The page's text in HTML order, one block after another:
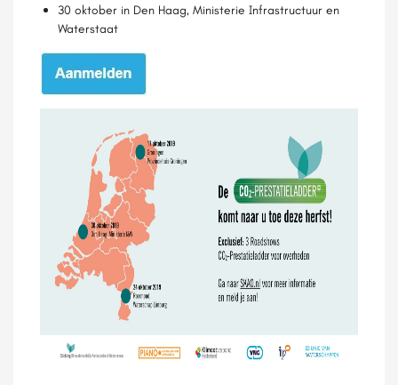
30 oktober in Den Haag, Ministerie Infrastructuur en
Waterstaat